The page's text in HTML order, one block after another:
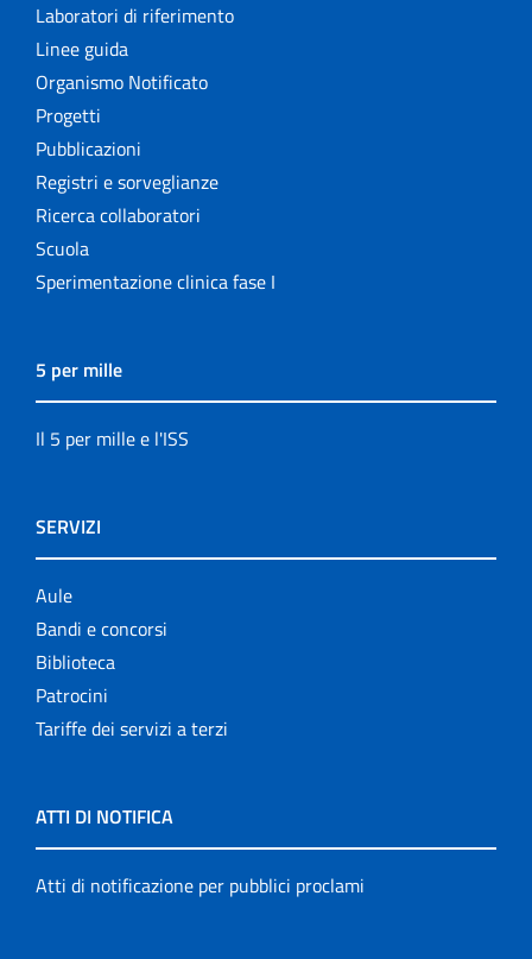
Laboratori di riferimento
Linee guida
Organismo Notificato
Progetti
Pubblicazioni
Registri e sorveglianze
Ricerca collaboratori
Scuola
Sperimentazione clinica fase I
5 per mille
Il 5 per mille e l'ISS
SERVIZI
Aule
Bandi e concorsi
Biblioteca
Patrocini
Tariffe dei servizi a terzi
ATTI DI NOTIFICA
Atti di notificazione per pubblici proclami